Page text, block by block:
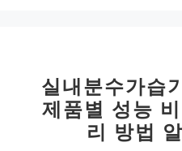
실내분수가습
제품별 성능
리 방법